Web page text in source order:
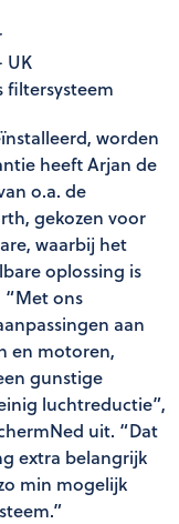
UK
filtersysteem
worden
heeft Arjan de
o.a. de
gekozen voor
waarbij het
oplossing is
“Met ons
aan
en motoren,
gunstige
luchtreductie”,
uit. “Dat
extra belangrijk
min mogelijk